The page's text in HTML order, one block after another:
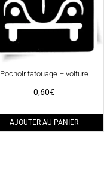
Pochoir tatouage – voiture
0,60€
AJOUTER AU PANIER